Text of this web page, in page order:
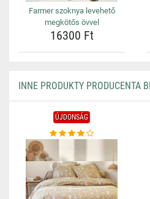
Farmer szoknya levehető
megkötős övvel
16300 Ft
INNE PRODUKTY PRODUCENTA
ÚJDONSÁG